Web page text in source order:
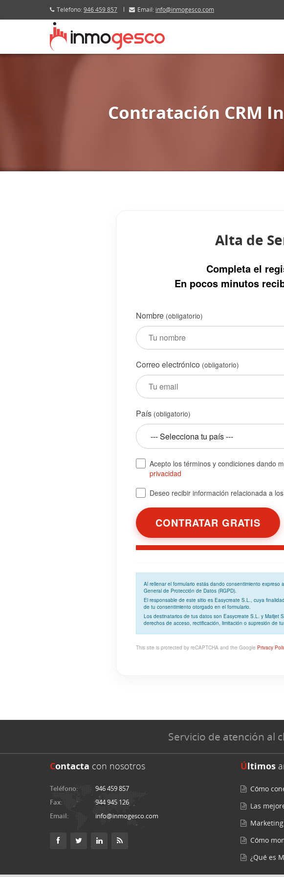
Teléfono: 946 459 857 Email: info@inmogesco.com
Contratación CRM
Alta de
Completa el
En pocos minutos
Nombre (obligatorio)
Correo electrónico (obligatorio)
País (obligatorio)
Acepto los términos y condiciones dando
privacidad
Deseo recibir información relacionada a
Al rellenar el formulario estás dando consentimiento expreso
General de Protección de Datos (RGPD).
El responsable de este sitio es Easycreate S.L., cuya finalidad
de tu consentimiento otorgado en el formulario.
Los destinatarios de tus datos son Easycreate S.L. y Mailjet
derechos de acceso, rectificación, limitación o supresión de
This site is protected by reCAPTCHA and the Google Privacy
Servicio de atención al
Contacta con nosotros
Teléfono:
946 459 857
Fax:
944 945 126
Email:
info@inmogesco.com
Últimos
Cómo
Las
Cómo
¿Qué es